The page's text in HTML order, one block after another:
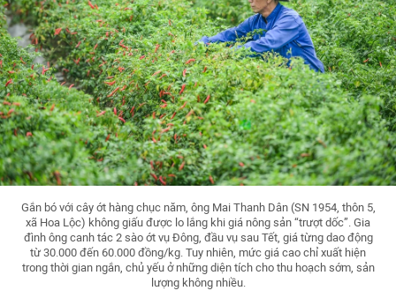
Gắn bó với cây ớt hàng chục năm, ông Mai Thanh Dân (SN 1954, thôn 5,
xã Hoa Lộc) không giấu được lo lắng khi giá nông sản “trượt dốc”. Gia
đình ông canh tác 2 sào ớt vụ Đông, đầu vụ sau Tết, giá từng dao động
từ 30.000 đến 60.000 đồng/kg. Tuy nhiên, mức giá cao chỉ xuất hiện
trong thời gian ngắn, chủ yếu ở những diện tích cho thu hoạch sớm, sản
lượng không nhiều.